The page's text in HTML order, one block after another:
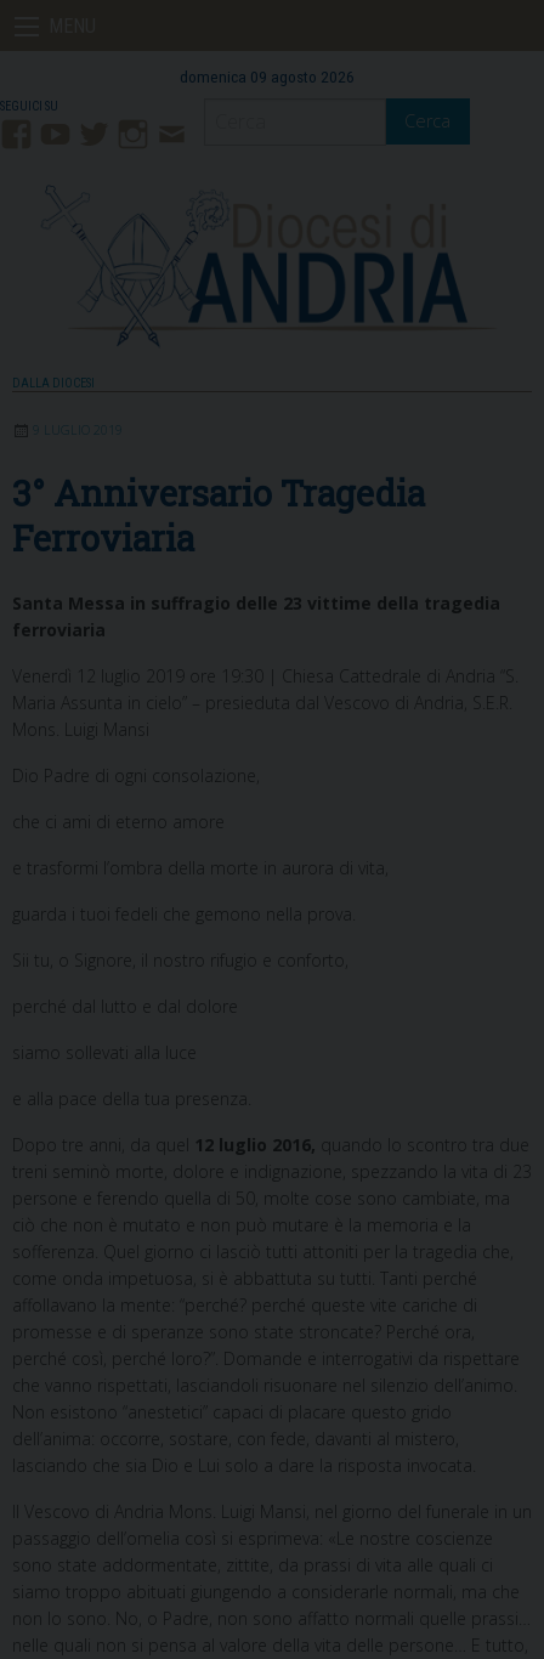
domenica 09 agosto 2026
Mail
Cerca
DALLA DIOCESI
9 LUGLIO 2019
3° Anniversario Tragedia
Ferroviaria
Santa Messa in suffragio delle 23 vittime della tragedia
ferroviaria
Venerdì 12 luglio 2019 ore 19:30 | Chiesa Cattedrale di Andria “S.
Maria Assunta in cielo” – presieduta dal Vescovo di Andria, S.E.R.
Mons. Luigi Mansi
Dio Padre di ogni consolazione,
che ci ami di eterno amore
e trasformi l’ombra della morte in aurora di vita,
guarda i tuoi fedeli che gemono nella prova.
Sii tu, o Signore, il nostro rifugio e conforto,
perché dal lutto e dal dolore
siamo sollevati alla luce
e alla pace della tua presenza.
Dopo tre anni, da quel
12 luglio 2016, quando lo scontro tra due
treni seminò morte, dolore e indignazione, spezzando la vita di 23
persone e ferendo quella di 50, molte cose sono cambiate, ma
ciò che non è mutato e non può mutare è la memoria e la
sofferenza. Quel giorno ci lasciò tutti attoniti per la tragedia che,
come onda impetuosa, si è abbattuta su tutti. Tanti perché
affollavano la mente: “perché? perché queste vite cariche di
promesse e di speranze sono state stroncate? Perché ora,
perché così, perché loro?”. Domande e interrogativi da rispettare
che vanno rispettati, lasciandoli risuonare nel silenzio dell’animo.
Non esistono “anestetici” capaci di placare questo grido
dell’anima: occorre, sostare, con fede, davanti al mistero,
lasciando che sia Dio e Lui solo a dare la risposta invocata.
Il Vescovo di Andria Mons. Luigi Mansi, nel giorno del funerale in un
passaggio dell’omelia così si esprimeva: «Le nostre coscienze
sono state addormentate, zittite, da prassi di vita alle quali ci
siamo troppo abituati giungendo a considerarle normali, ma che
non lo sono. No, o Padre, non sono affatto normali quelle prassi…
nelle quali non si pensa al valore della vita delle persone… E tutto,